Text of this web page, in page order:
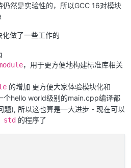
然是实验性的，所以GCC 16对模块
化做了一些工作的
，用于更方便地构建标准库相关
的增加 更方便大家体验模块化和
个hello world级别的main.cpp编译都
题), 所以这也算是一大进步 - 现在可以
std 的程序了